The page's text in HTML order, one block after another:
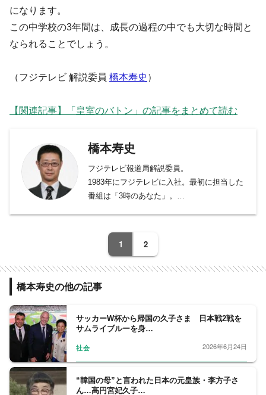
になります。
この中学校の3年間は、成長の過程の中でも大切な時間と
なられることでしょう。
（フジテレビ 解説委員 橋本寿史 ）
【関連記事】「皇室のバトン」の記事をまとめて読む
橋本寿史
フジテレビ報道局解説委員。
1983年にフジテレビに入社。最初に担当した
番組は「3時のあなた」。
香淳皇后崩御、敬宮愛子さまご誕生などを取
1 2
橋本寿史の他の記事
サッカーW杯から帰国の久子さま 日本戦2戦を
サムライブルーを身…
社会 2026年6月24日
“韓国の母”と言われた日本の元皇族・李方子さ
ん…高円宮妃久子…